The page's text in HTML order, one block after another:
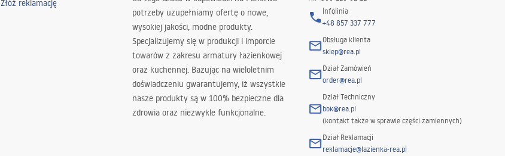
Złóż reklamację
potrzeby uzupełniamy ofertę o nowe,
wysokiej jakości, modne produkty.
Specjalizujemy się w produkcji i imporcie
towarów z zakresu armatury łazienkowej
oraz kuchennej. Bazując na wieloletnim
doświadczeniu gwarantujemy, iż wszystkie
nasze produkty są w 100% bezpieczne dla
zdrowia oraz niezwykle funkcjonalne.
Infolinia
+48 857 337 777
Obsługa klienta
sklep@rea.pl
Dział Zamówień
order@rea.pl
Dział Techniczny
bok@rea.pl
(kontakt także w sprawie części zamiennych)
Dział Reklamacji
reklamacje@lazienka-rea.pl